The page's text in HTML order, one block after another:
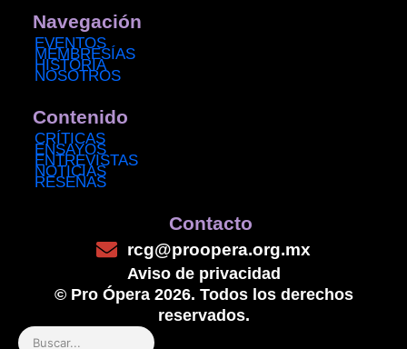
Navegación
EVENTOS
MEMBRESÍAS
HISTORIA
NOSOTROS
Contenido
CRÍTICAS
ENSAYOS
ENTREVISTAS
NOTICIAS
RESEÑAS
Contacto
rcg@proopera.org.mx
Aviso de privacidad
© Pro Ópera 2026. Todos los derechos
reservados.